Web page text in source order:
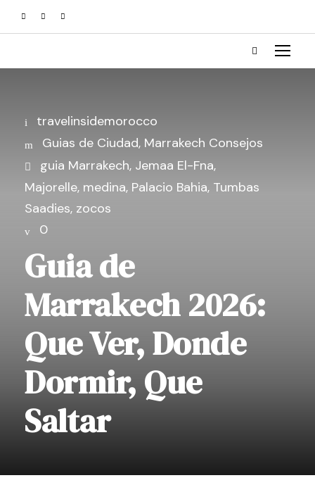
travelinsidemorocco
Guias de Ciudad, Marrakech Consejos
guia Marrakech, Jemaa El-Fna,
Majorelle, medina, Palacio Bahia, Tumbas
Saadies, zocos
0
Guia de
Marrakech 2026:
Que Ver, Donde
Dormir, Que
Saltar